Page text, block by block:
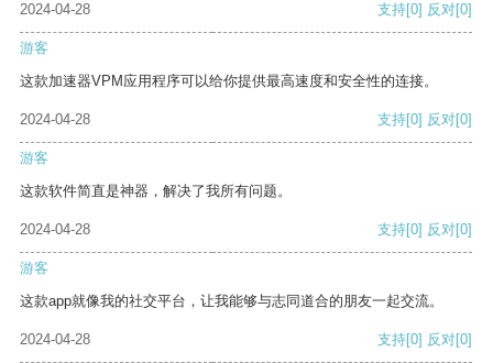
2024-04-28 支持[0] 反对[0]
游客
这款加速器VPM应用程序可以给你提供最高速度和安全性的连接。
2024-04-28 支持[0] 反对[0]
游客
这款软件简直是神器，解决了我所有问题。
2024-04-28 支持[0] 反对[0]
游客
这款app就像我的社交平台，让我能够与志同道合的朋友一起交流。
2024-04-28 支持[0] 反对[0]